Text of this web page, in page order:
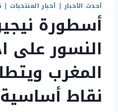
أحدث الأخبار| أخبار المنتخبات |
أسطورة
النسور على
نقاط أساسية